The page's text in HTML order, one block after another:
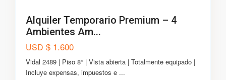
Alquiler Temporario Premium – 4
Ambientes Am...
USD $ 1.600
Vidal 2489 | Piso 8° | Vista abierta | Totalmente equipado |
Incluye expensas, impuestos e ...